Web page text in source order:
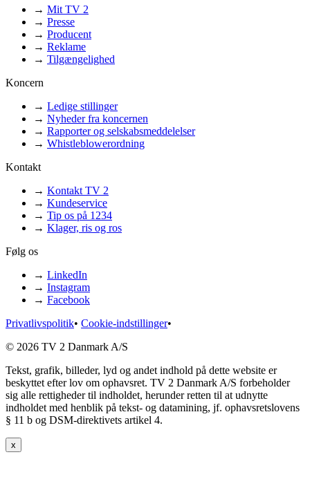
→ Mit TV 2
→ Presse
→ Producent
→ Reklame
→ Tilgængelighed
Koncern
→ Ledige stillinger
→ Nyheder fra koncernen
→ Rapporter og selskabsmeddelelser
→ Whistleblowerordning
Kontakt
→ Kontakt TV 2
→ Kundeservice
→ Tip os på 1234
→ Klager, ris og ros
Følg os
→ LinkedIn
→ Instagram
→ Facebook
Privatlivspolitik• Cookie-indstillinger•
© 2026 TV 2 Danmark A/S
Tekst, grafik, billeder, lyd og andet indhold på dette website er
beskyttet efter lov om ophavsret. TV 2 Danmark A/S forbeholder
sig alle rettigheder til indholdet, herunder retten til at udnytte
indholdet med henblik på tekst- og datamining, jf. ophavsretslovens
§ 11 b og DSM-direktivets artikel 4.
x